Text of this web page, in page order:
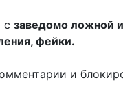
с заведомо ложной
фейки.
и